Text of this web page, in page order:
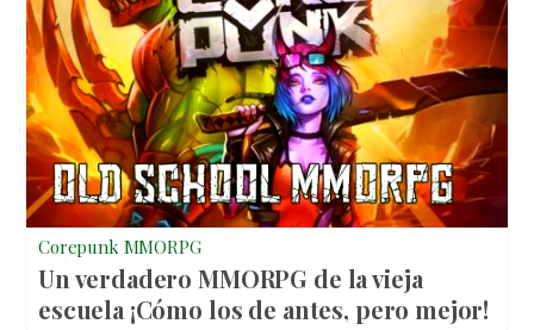
Corepunk MMORPG
Un verdadero MMORPG de la vieja
escuela ¡Cómo los de antes, pero mejor!